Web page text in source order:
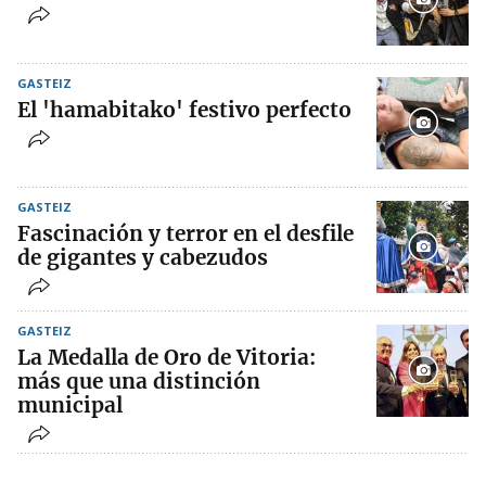
GASTEIZ
El 'hamabitako' festivo perfecto
GASTEIZ
Fascinación y terror en el desfile
de gigantes y cabezudos
GASTEIZ
La Medalla de Oro de Vitoria:
más que una distinción
municipal